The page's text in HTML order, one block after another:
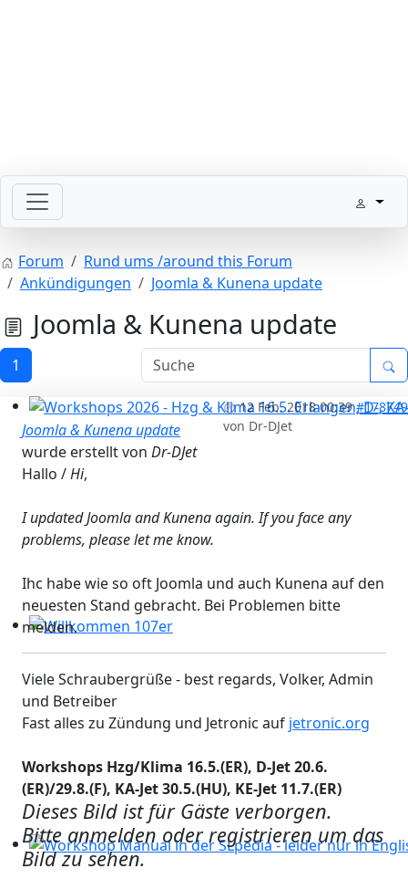
Bitte schickt Eure Datenkarten vor 82 an die Sternzeit
Workshops 2026 - Hzg & Klima 16.5. Erlangen, D-, KA-,
Willkommen 107er
Workshop Manual in der SLpedia - leider nur in
Forum
Rund ums /around this Forum
Ankündigungen
Joomla & Kunena update
Joomla & Kunena update
1
12 Feb. 2018 00:39 #178749
von Dr-DJet
Joomla & Kunena update
wurde erstellt von Dr-DJet
Hallo /Hi,
I updated Joomla and Kunena again. If you face any
problems, please let me know.
Ihc habe wie so oft Joomla und auch Kunena auf den
neuesten Stand gebracht. Bei Problemen bitte
melden.
Viele Schraubergrüße - best regards, Volker, Admin
und Betreiber
Fast alles zu Zündung und Jetronic auf jetronic.org
Workshops Hzg/Klima 16.5.(ER), D-Jet 20.6.
(ER)/29.8.(F), KA-Jet 30.5.(HU), KE-Jet 11.7.(ER)
Dieses Bild ist für Gäste verborgen.
Bitte anmelden oder registrieren um das
Bild zu sehen.